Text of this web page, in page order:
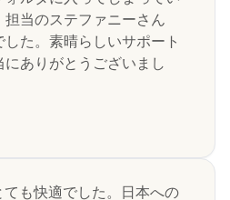
当のステファニーさん
た。素晴らしいサポート
ありがとうございまし
ても快適でした。日本への